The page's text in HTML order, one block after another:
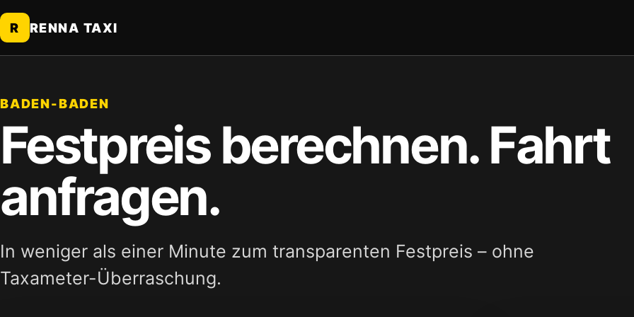
R RENNA TAXI
BADEN-BADEN
Festpreis berechnen. Fahrt
anfragen.
In weniger als einer Minute zum transparenten Festpreis – ohne
Taxameter-Überraschung.